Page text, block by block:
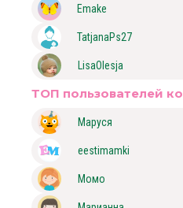
Emake
TatjanaPs27
LisaOlesja
ТОП пользователей
Маруся
eestimamki
Момо